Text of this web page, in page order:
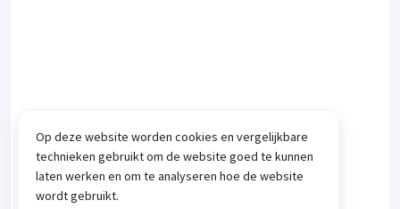
Op deze website worden cookies en vergelijkbare
technieken gebruikt om de website goed te kunnen
laten werken en om te analyseren hoe de website
wordt gebruikt.